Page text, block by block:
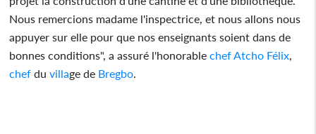
Nous remercions madame l'inspectrice, et nous allons nous
appuyer sur elle pour que nos enseignants soient dans de
bonnes conditions", a assuré l'honorablechef Atcho Félix
chef duvillage de Bregbo